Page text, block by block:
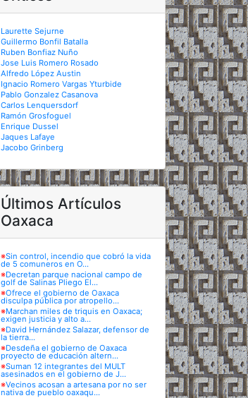
Laurette Sejurne
Guillermo Bonfil Batalla
Ruben Bonfiaz Nuño
Jose Luis Romero Rosado
Alfredo López Austin
Ignacio Romero Vargas Yturbide
Pablo Gonzalez Casanova
Carlos Lenquersdorf
Ramón Grosfoguel
Enrique Dussel
Jaques Lafaye
Jacobo Grinberg
Últimos Artículos
Oaxaca
※Sin control, incendio que cobró la vida
de 5 comuneros en O...
※Decretan parque nacional campo de
golf de Salinas Pliego El...
※Ofrece el gobierno de Oaxaca
disculpa pública por atropello...
※Marchan miles de triquis en Oaxaca;
exigen justicia y alto a...
※David Hernández Salazar, defensor de
la tierra...
※Desdeña el gobierno de Oaxaca
proyecto de educación altern...
※Suman 12 integrantes del MULT
asesinados en el gobierno de J...
※Vecinos acosan a artesana por no ser
nativa de pueblo oaxaqu...